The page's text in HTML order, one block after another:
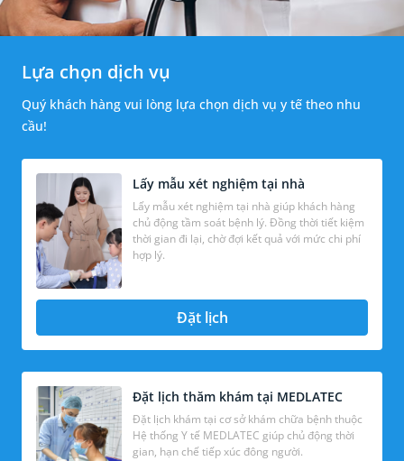
Lựa chọn dịch vụ
Quý khách hàng vui lòng lựa chọn dịch vụ y tế theo nhu
cầu!
Lấy mẫu xét nghiệm tại nhà
Lấy mẫu xét nghiệm tại nhà giúp khách hàng
chủ động tầm soát bệnh lý. Đồng thời tiết kiệm
thời gian đi lại, chờ đợi kết quả với mức chi phí
hợp lý.
Đặt lịch
Đặt lịch thăm khám tại MEDLATEC
Đặt lịch khám tại cơ sở khám chữa bệnh thuộc
Hệ thống Y tế MEDLATEC giúp chủ động thời
gian, hạn chế tiếp xúc đông người.